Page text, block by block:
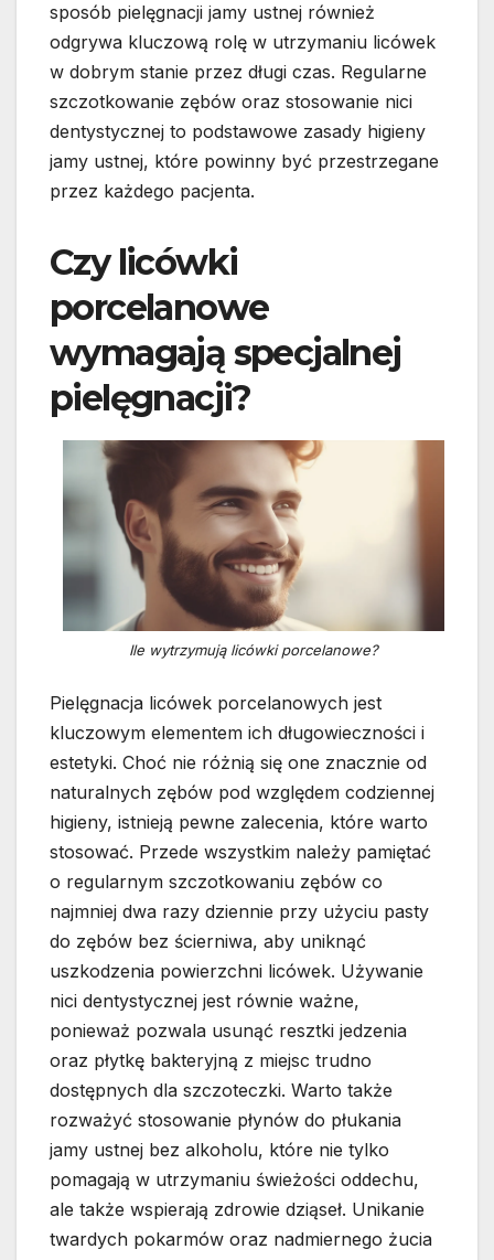
sposób pielęgnacji jamy ustnej również
odgrywa kluczową rolę w utrzymaniu licówek
w dobrym stanie przez długi czas. Regularne
szczotkowanie zębów oraz stosowanie nici
dentystycznej to podstawowe zasady higieny
jamy ustnej, które powinny być przestrzegane
przez każdego pacjenta.
Czy licówki
porcelanowe
wymagają specjalnej
pielęgnacji?
Ile wytrzymują licówki porcelanowe?
Pielęgnacja licówek porcelanowych jest
kluczowym elementem ich długowieczności i
estetyki. Choć nie różnią się one znacznie od
naturalnych zębów pod względem codziennej
higieny, istnieją pewne zalecenia, które warto
stosować. Przede wszystkim należy pamiętać
o regularnym szczotkowaniu zębów co
najmniej dwa razy dziennie przy użyciu pasty
do zębów bez ścierniwa, aby uniknąć
uszkodzenia powierzchni licówek. Używanie
nici dentystycznej jest równie ważne,
ponieważ pozwala usunąć resztki jedzenia
oraz płytkę bakteryjną z miejsc trudno
dostępnych dla szczoteczki. Warto także
rozważyć stosowanie płynów do płukania
jamy ustnej bez alkoholu, które nie tylko
pomagają w utrzymaniu świeżości oddechu,
ale także wspierają zdrowie dziąseł. Unikanie
twardych pokarmów oraz nadmiernego żucia